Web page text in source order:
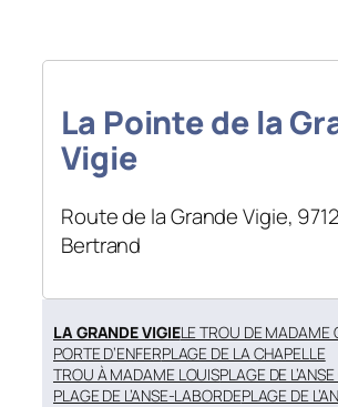
La Pointe de la
Vigie
Route de la Grande Vigie​,
Bertrand
LA GRANDE VIGIELE TROU DE MADAME
PORTE D’ENFERPLAGE DE LA CHAPELLE
TROU À MADAME LOUISPLAGE DE
PLAGE DE L’ANSE-LABORDEPLAGE DE